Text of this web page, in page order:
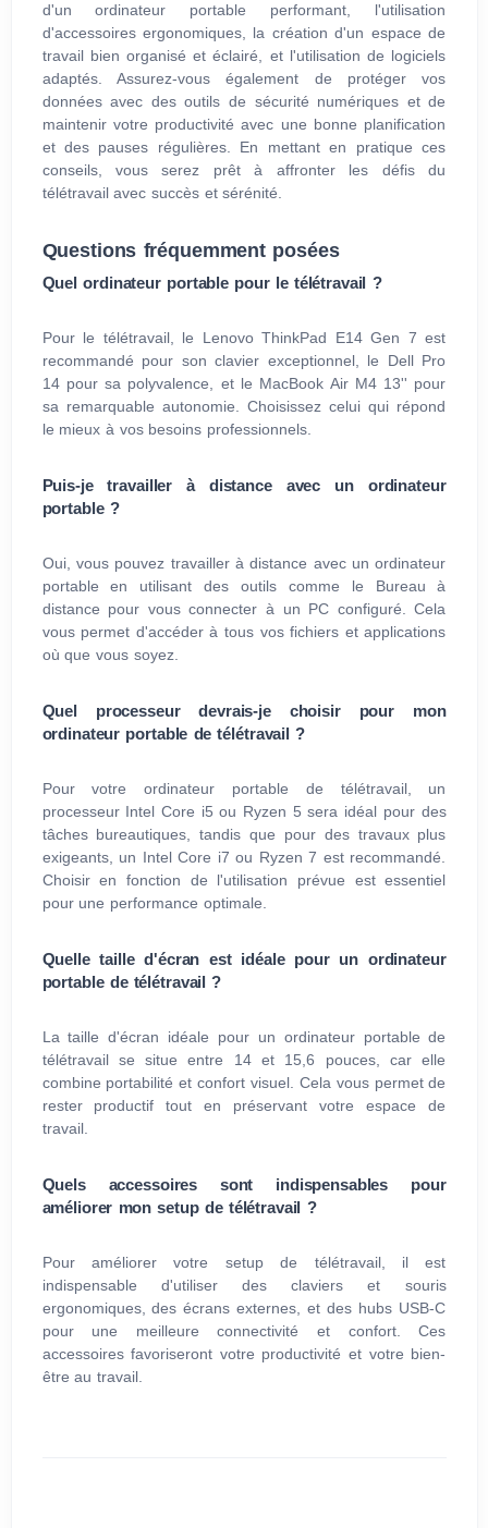
d'un ordinateur portable performant, l'utilisation
d'accessoires ergonomiques, la création d'un espace de
travail bien organisé et éclairé, et l'utilisation de logiciels
adaptés. Assurez-vous également de protéger vos
données avec des outils de sécurité numériques et de
maintenir votre productivité avec une bonne planification
et des pauses régulières. En mettant en pratique ces
conseils, vous serez prêt à affronter les défis du
télétravail avec succès et sérénité.
Questions fréquemment posées
Quel ordinateur portable pour le télétravail ?
Pour le télétravail, le Lenovo ThinkPad E14 Gen 7 est
recommandé pour son clavier exceptionnel, le Dell Pro
14 pour sa polyvalence, et le MacBook Air M4 13'' pour
sa remarquable autonomie. Choisissez celui qui répond
le mieux à vos besoins professionnels.
Puis-je travailler à distance avec un ordinateur
portable ?
Oui, vous pouvez travailler à distance avec un ordinateur
portable en utilisant des outils comme le Bureau à
distance pour vous connecter à un PC configuré. Cela
vous permet d'accéder à tous vos fichiers et applications
où que vous soyez.
Quel processeur devrais-je choisir pour mon
ordinateur portable de télétravail ?
Pour votre ordinateur portable de télétravail, un
processeur Intel Core i5 ou Ryzen 5 sera idéal pour des
tâches bureautiques, tandis que pour des travaux plus
exigeants, un Intel Core i7 ou Ryzen 7 est recommandé.
Choisir en fonction de l'utilisation prévue est essentiel
pour une performance optimale.
Quelle taille d'écran est idéale pour un ordinateur
portable de télétravail ?
La taille d'écran idéale pour un ordinateur portable de
télétravail se situe entre 14 et 15,6 pouces, car elle
combine portabilité et confort visuel. Cela vous permet de
rester productif tout en préservant votre espace de
travail.
Quels accessoires sont indispensables pour
améliorer mon setup de télétravail ?
Pour améliorer votre setup de télétravail, il est
indispensable d'utiliser des claviers et souris
ergonomiques, des écrans externes, et des hubs USB-C
pour une meilleure connectivité et confort. Ces
accessoires favoriseront votre productivité et votre bien-
être au travail.